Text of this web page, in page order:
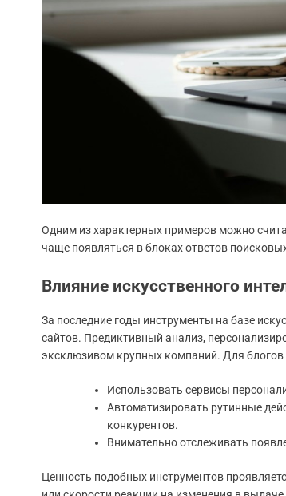
Одним из характерных примеров можно
чаще появляться в блоках ответов
Влияние искусственного
За последние годы инструменты на базе
сайтов. Предиктивный анализ,
эксклюзивом крупных компаний. Для блогов
Использовать сервисы
Автоматизировать рутинные
конкурентов.
Внимательно отслеживать
Ценность подобных инструментов